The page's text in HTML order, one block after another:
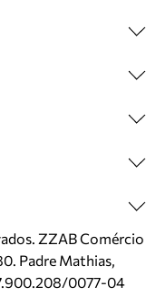
ZZAB Comércio
Padre Mathias,
0077-04